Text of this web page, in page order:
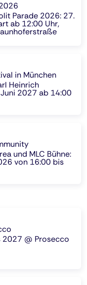
Parade 2026: 27.
ab 12:00 Uhr,
in München
Heinrich
2027 ab 14:00
und MLC Bühne:
von 16:00 bis
2027 @ Prosecco